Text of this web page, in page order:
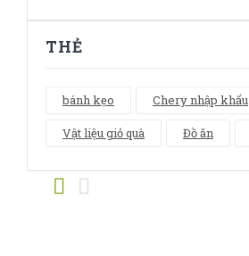
THẺ
bánh kẹo Chery nhập khẩu
Vật liệu giỏ quà Đồ ăn